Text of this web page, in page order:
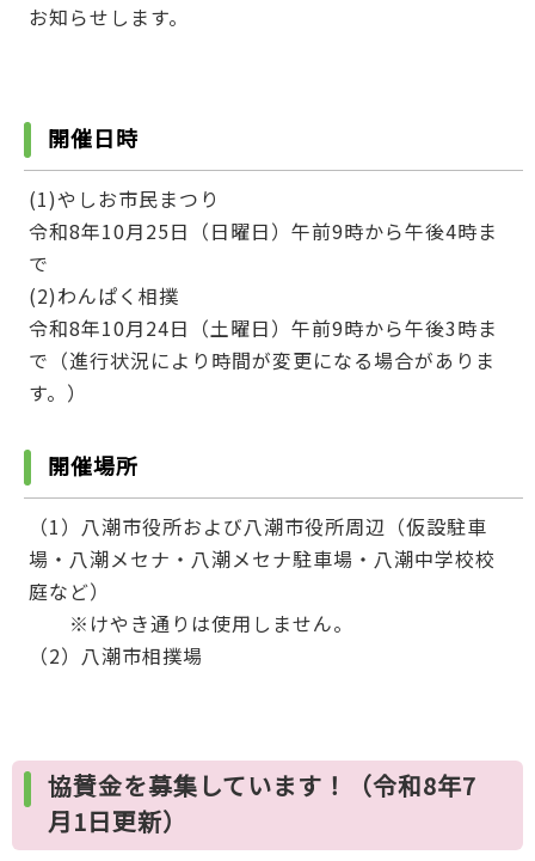
お知らせします。
開催日時
(1)やしお市民まつり
令和8年10月25日（日曜日）午前9時から午後4時ま
で
(2)わんぱく相撲
令和8年10月24日（土曜日）午前9時から午後3時ま
で（進行状況により時間が変更になる場合がありま
す。）
開催場所
（1）八潮市役所および八潮市役所周辺（仮設駐車
場・八潮メセナ・八潮メセナ駐車場・八潮中学校校
庭など）
※けやき通りは使用しません。
（2）八潮市相撲場
協賛金を募集しています！（令和8年7
月1日更新）